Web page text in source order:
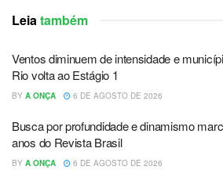
Leia também
Ventos diminuem de intensidade e
Rio volta ao Estágio 1
BY A ONÇA 6 DE AGOSTO DE 2026
Busca por profundidade e dinamismo
anos do Revista Brasil
BY A ONÇA 6 DE AGOSTO DE 2026